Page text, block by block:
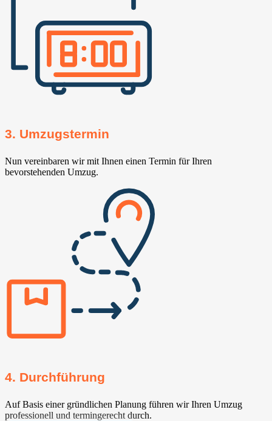
3. Umzugstermin
Nun vereinbaren wir mit Ihnen einen Termin für Ihren
bevorstehenden Umzug.
4. Durchführung
Auf Basis einer gründlichen Planung führen wir Ihren Umzug
professionell und termingerecht durch.